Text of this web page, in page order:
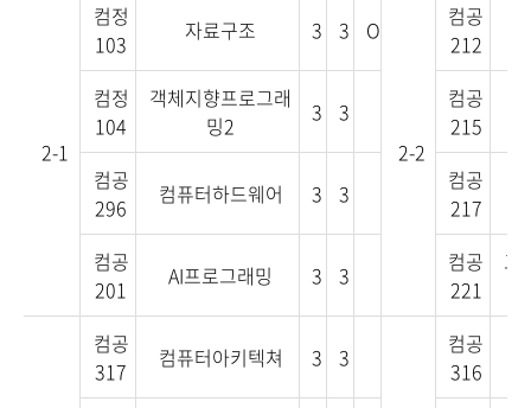
2-1
컴정
103
자료구조 3 3 O
2-2
컴공
212
컴정
104
객체지향프로그래
밍2
3 3
컴공
215
컴공
296
컴퓨터하드웨어 3 3
컴공
217
컴공
201
AI프로그래밍 3 3
컴공
221
고
컴공
317
컴퓨터아키텍쳐 3 3
컴공
316